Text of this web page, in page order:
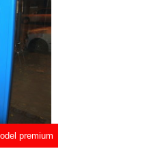
premium